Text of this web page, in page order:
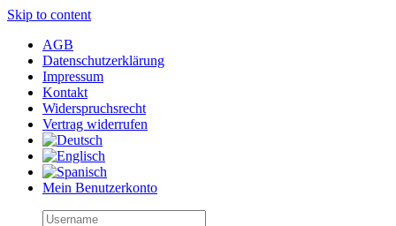
Skip to content
AGB
Datenschutzerklärung
Impressum
Kontakt
Widerspruchsrecht
Vertrag widerrufen
Mein Benutzerkonto